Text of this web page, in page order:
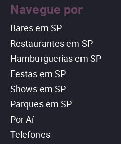
Navegue por
Bares em SP
Restaurantes em SP
Hamburguerias em SP
Festas em SP
Shows em SP
Parques em SP
Por Aí
Telefones